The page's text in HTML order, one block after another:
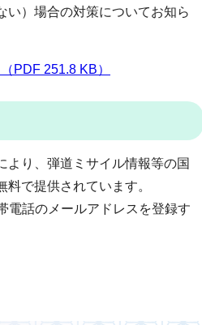
い）場合の対策についてお知ら
PDF 251.8 KB）
り、弾道ミサイル情報等の国
で提供されています。
話のメールアドレスを登録す